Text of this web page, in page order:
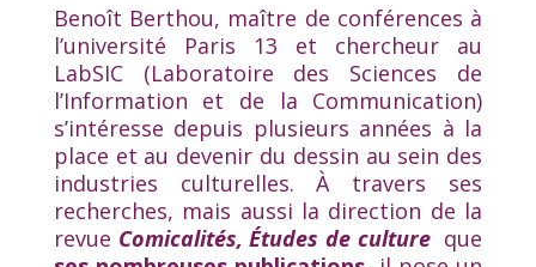
Benoît Berthou, maître de conférences à
l’université Paris 13 et chercheur au
LabSIC (Laboratoire des Sciences de
l’Information et de la Communication)
s’intéresse depuis plusieurs années à la
place et au devenir du dessin au sein des
industries culturelles. À travers ses
recherches, mais aussi la direction de la
revue Comicalités, Études de culture que